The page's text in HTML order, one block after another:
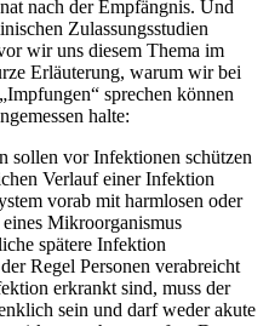
nach der Empfängnis. Und
Zulassungsstudien
wir uns diesem Thema im
Erläuterung, warum wir bei
sprechen können
halte:
sollen vor Infektionen schützen
Verlauf einer Infektion
vorab mit harmlosen oder
Mikroorganismus
spätere Infektion
Regel Personen verabreicht
erkrankt sind, muss der
sein und darf weder akute